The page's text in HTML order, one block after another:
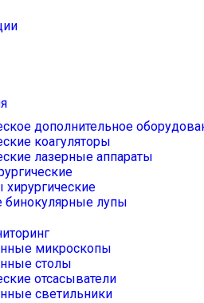
дополнительное
коагуляторы
лазерные аппараты
бинокулярные лупы
микроскопы
столы
отсасыватели
светильники